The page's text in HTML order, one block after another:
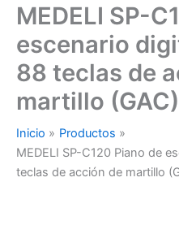
MEDELI SP-
escenario
88 teclas de
martillo
Inicio
Productos
MEDELI SP-C120 Piano de
teclas de acción de martillo